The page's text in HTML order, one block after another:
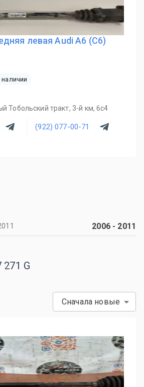
левая Audi A6 (C6)
наличии
Тобольский тракт, 3-й км, 6с4
(922) 077-00-71
2006- 2011
271 G
Сначала новые